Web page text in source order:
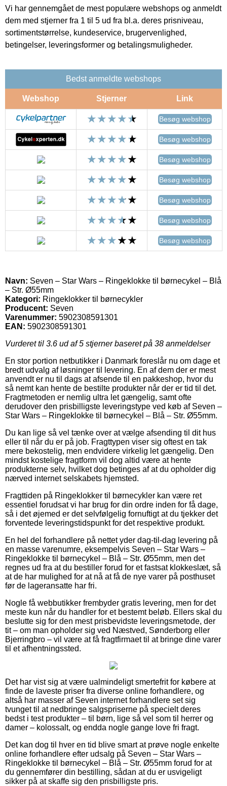
Vi har gennemgået de mest populære webshops og anmeldt
dem med stjerner fra 1 til 5 ud fra bl.a. deres prisniveau,
sortimentstørrelse, kundeservice, brugervenlighed,
betingelser, leveringsformer og betalingsmuligheder.
Bedst anmeldte webshops
Webshop Stjerner Link
Besøg webshop
Besøg webshop
Besøg webshop
Besøg webshop
Besøg webshop
Besøg webshop
Besøg webshop
Navn: Seven – Star Wars – Ringeklokke til børnecykel – Blå
– Str. Ø55mm
Kategori: Ringeklokker til børnecykler
Producent: Seven
Varenummer: 5902308591301
EAN: 5902308591301
Vurderet til 3.6 ud af 5 stjerner baseret på 38 anmeldelser
En stor portion netbutikker i Danmark foreslår nu om dage et
bredt udvalg af løsninger til levering. En af dem der er mest
anvendt er nu til dags at afsende til en pakkeshop, hvor du
så nemt kan hente de bestilte produkter når der er tid til det.
Fragtmetoden er nemlig ultra let gængelig, samt ofte
derudover den prisbilligste leveringstype ved køb af Seven –
Star Wars – Ringeklokke til børnecykel – Blå – Str. Ø55mm.
Du kan lige så vel tænke over at vælge afsending til dit hus
eller til når du er på job. Fragttypen viser sig oftest en tak
mere bekostelig, men endvidere virkelig let gængelig. Den
mindst kostelige fragtform vil dog altid være at hente
produkterne selv, hvilket dog betinges af at du opholder dig
nærved internet selskabets hjemsted.
Fragttiden på Ringeklokker til børnecykler kan være ret
essentiel forudsat vi har brug for din ordre inden for få dage,
så i det øjemed er det selvfølgelig fornuftigt at du tjekker det
forventede leveringstidspunkt for det respektive produkt.
En hel del forhandlere på nettet yder dag-til-dag levering på
en masse varenumre, eksempelvis Seven – Star Wars –
Ringeklokke til børnecykel – Blå – Str. Ø55mm, men det
regnes ud fra at du bestiller forud for et fastsat klokkeslæt, så
at de har mulighed for at nå at få de nye varer på posthuset
før de lageransatte har fri.
Nogle få webbutikker frembyder gratis levering, men for det
meste kun når du handler for et bestemt beløb. Ellers skal du
beslutte sig for den mest prisbevidste leveringsmetode, der
tit – om man opholder sig ved Næstved, Sønderborg eller
Bjerringbro – vil være at få fragtfirmaet til at bringe dine varer
til et afhentningssted.
Det har vist sig at være ualmindeligt smertefrit for købere at
finde de laveste priser fra diverse online forhandlere, og
altså har masser af Seven internet forhandlere set sig
tvunget til at nedbringe salgspriserne på specielt deres
bedst i test produkter – til børn, lige så vel som til herrer og
damer – kolossalt, og endda nogle gange love fri fragt.
Det kan dog til hver en tid blive smart at prøve nogle enkelte
online forhandlere efter udsalg på Seven – Star Wars –
Ringeklokke til børnecykel – Blå – Str. Ø55mm forud for at
du gennemfører din bestilling, sådan at du er usvigeligt
sikker på at skaffe sig den prisbilligste pris.